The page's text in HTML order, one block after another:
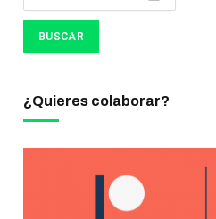
¿Quieres colaborar?